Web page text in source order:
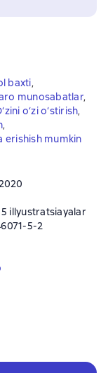
baxti,
munosabatlar,
o‘zi o‘stirish,
,
erishish mumkin
5 illyustratsiayalar
5-2